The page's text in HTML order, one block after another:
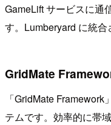
GameLift サービスに通
す。Lumberyard に統合
GridMate
「GridMate
テムです。効率的に帯